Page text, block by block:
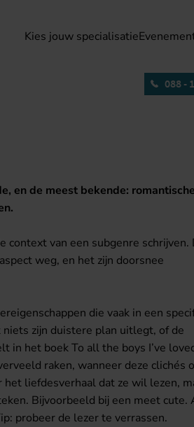
088 -
Kies jouw specialisatie
en de meest bekende:
van een subgenre schrijven.
weg, en het zijn doorsnee
die vaak in een
zijn duistere plan uitlegt, of de
in het boek To all the boys I’ve
raken, wanneer deze clichés
liefdesverhaal dat ze wil lezen,
Bijvoorbeeld bij een meet
probeer de lezer te verrassen.